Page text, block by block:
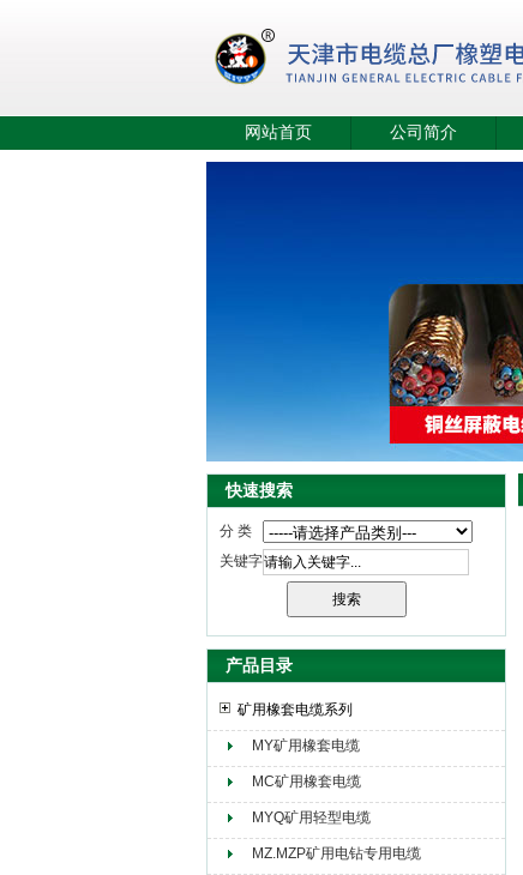
天津市电缆总厂橡塑电缆厂（天缆小猫集团）
网站首页 公司简介
快速搜索
分 类
关键字
产品目录
矿用橡套电缆系列
MY矿用橡套电缆
MC矿用橡套电缆
MYQ矿用轻型电缆
MZ.MZP矿用电钻专用电缆